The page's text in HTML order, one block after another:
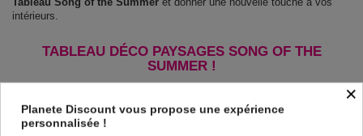
intérieurs.
TABLEAU DÉCO PAYSAGES SONG OF THE
SUMMER !
spécial et de haute qualité qui reflète parfaitement les couleurs avec
des détails parfaitement reproduits. Grâce à une impression totale et un
papier intissé sur un châssis fait de matériaux respectueux de
×
Planete Discount vous propose une expérience
personnalisée !